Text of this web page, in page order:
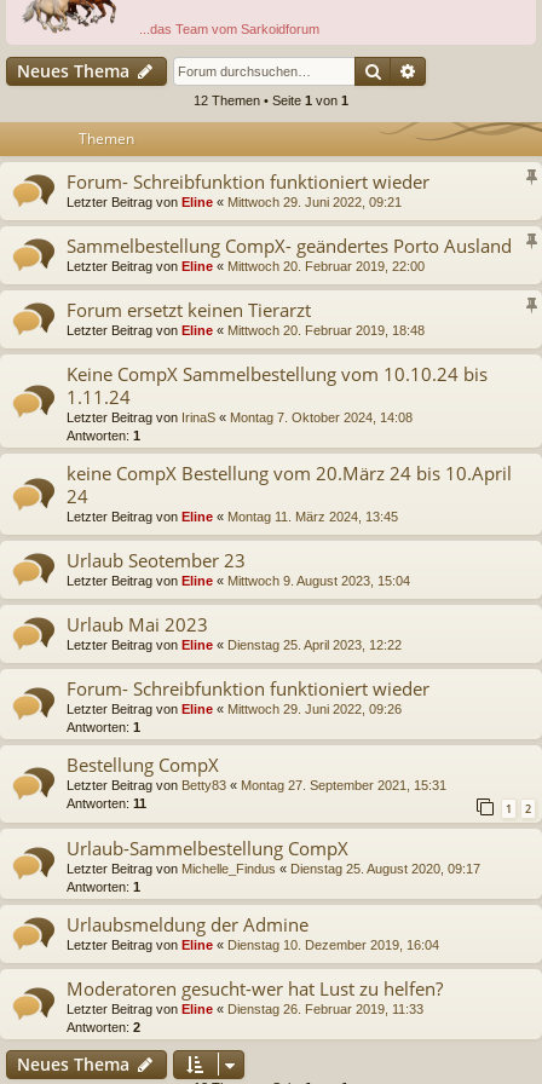
...das Team vom Sarkoidforum
Neues Thema Suche
12 Themen • Seite 1 von 1
Themen
Forum- Schreibfunktion funktioniert wieder
Letzter Beitrag von Eline « Mittwoch 29. Juni 2022, 09:21
Sammelbestellung CompX- geändertes Porto Ausland
Letzter Beitrag von Eline « Mittwoch 20. Februar 2019, 22:00
Forum ersetzt keinen Tierarzt
Letzter Beitrag von Eline « Mittwoch 20. Februar 2019, 18:48
Keine CompX Sammelbestellung vom 10.10.24 bis
1.11.24
Letzter Beitrag von IrinaS « Montag 7. Oktober 2024, 14:08
Antworten: 1
keine CompX Bestellung vom 20.März 24 bis 10.April
24
Letzter Beitrag von Eline « Montag 11. März 2024, 13:45
Urlaub Seotember 23
Letzter Beitrag von Eline « Mittwoch 9. August 2023, 15:04
Urlaub Mai 2023
Letzter Beitrag von Eline « Dienstag 25. April 2023, 12:22
Forum- Schreibfunktion funktioniert wieder
Letzter Beitrag von Eline « Mittwoch 29. Juni 2022, 09:26
Antworten: 1
Bestellung CompX
Letzter Beitrag von Betty83 « Montag 27. September 2021, 15:31
Antworten: 11 1 2
Urlaub-Sammelbestellung CompX
Letzter Beitrag von Michelle_Findus « Dienstag 25. August 2020, 09:17
Antworten: 1
Urlaubsmeldung der Admine
Letzter Beitrag von Eline « Dienstag 10. Dezember 2019, 16:04
Moderatoren gesucht-wer hat Lust zu helfen?
Letzter Beitrag von Eline « Dienstag 26. Februar 2019, 11:33
Antworten: 2
Neues Thema